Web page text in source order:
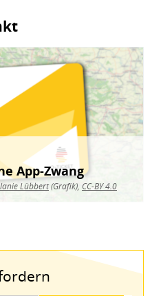
App-Zwang
Lübbert(Grafik), CC-BY 4.0